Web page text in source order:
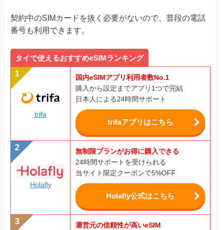
契約中のSIMカードを抜く必要がないので、普段の電話
番号も利用できます。
タイで使えるおすすめeSIMランキング
trifa
国内eSIMアプリ利用者数No.1
購入から設定までアプリ1つで完結
日本人による24時間サポート
trifaアプリはこちら
Holafly
無制限プランがお得に購入できる
24時間サポートを受けられる
当サイト限定クーポンで5%OFF
Holafly公式はこちら
運営元の信頼性が高いeSIM